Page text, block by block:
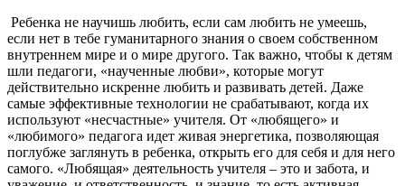
Ребенка не научишь любить, если сам любить не умеешь,
если нет в тебе гуманитарного знания о своем собственном
внутреннем мире и о мире другого. Так важно, чтобы к детям
шли педагоги, «наученные любви», которые могут
действительно искренне любить и развивать детей. Даже
самые эффективные технологии не срабатывают, когда их
используют «несчастные» учителя. От «любящего» и
«любимого» педагога идет живая энергетика, позволяющая
поглубже заглянуть в ребенка, открыть его для себя и для него
самого. «Любящая» деятельность учителя – это и забота, и